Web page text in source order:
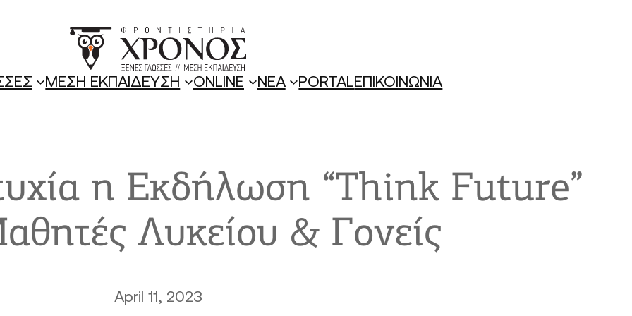
ΜΕΣΗ ΕΚΠΑΙΔΕΥΣΗ ONLINE ΝΕΑ PORTAL ΕΠΙΚΟΙΝΩΝΙΑ
η Εκδήλωση “Think Future”
Λυκείου & Γονείς
April 11, 2023